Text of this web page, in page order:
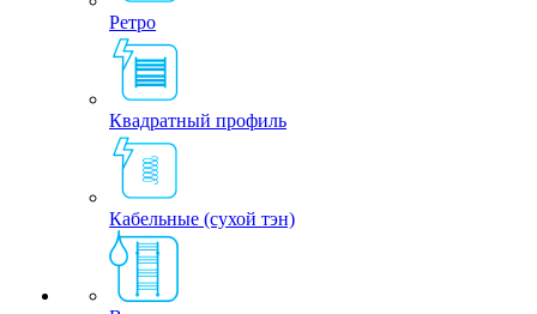
Ретро
Квадратный профиль
Кабельные (сухой тэн)